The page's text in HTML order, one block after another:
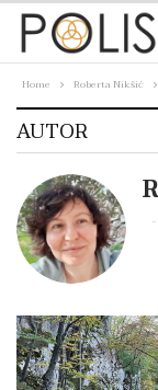
Home Roberta Nikšić
AUTOR